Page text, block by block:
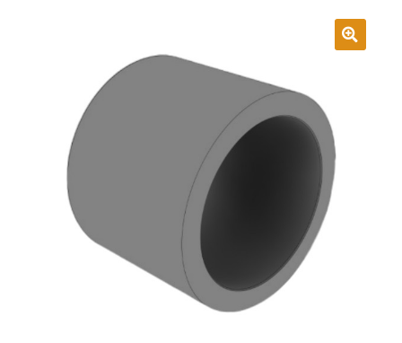
Submenu
Bootelektra
Koelwatersysteem
Techniek Blog